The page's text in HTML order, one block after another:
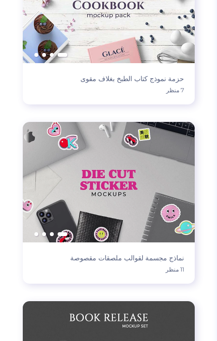
حزمة نموذج كتاب الطبخ بغلاف مقوى
7 منظر
نماذج مجسمة لقوالب ملصقات مقصوصة
11 منظر